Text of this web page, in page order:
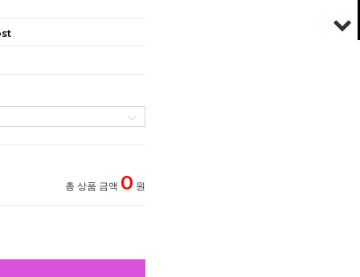
총 상품 금액 0 원